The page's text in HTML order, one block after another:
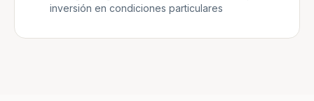
inversión en condiciones particulares